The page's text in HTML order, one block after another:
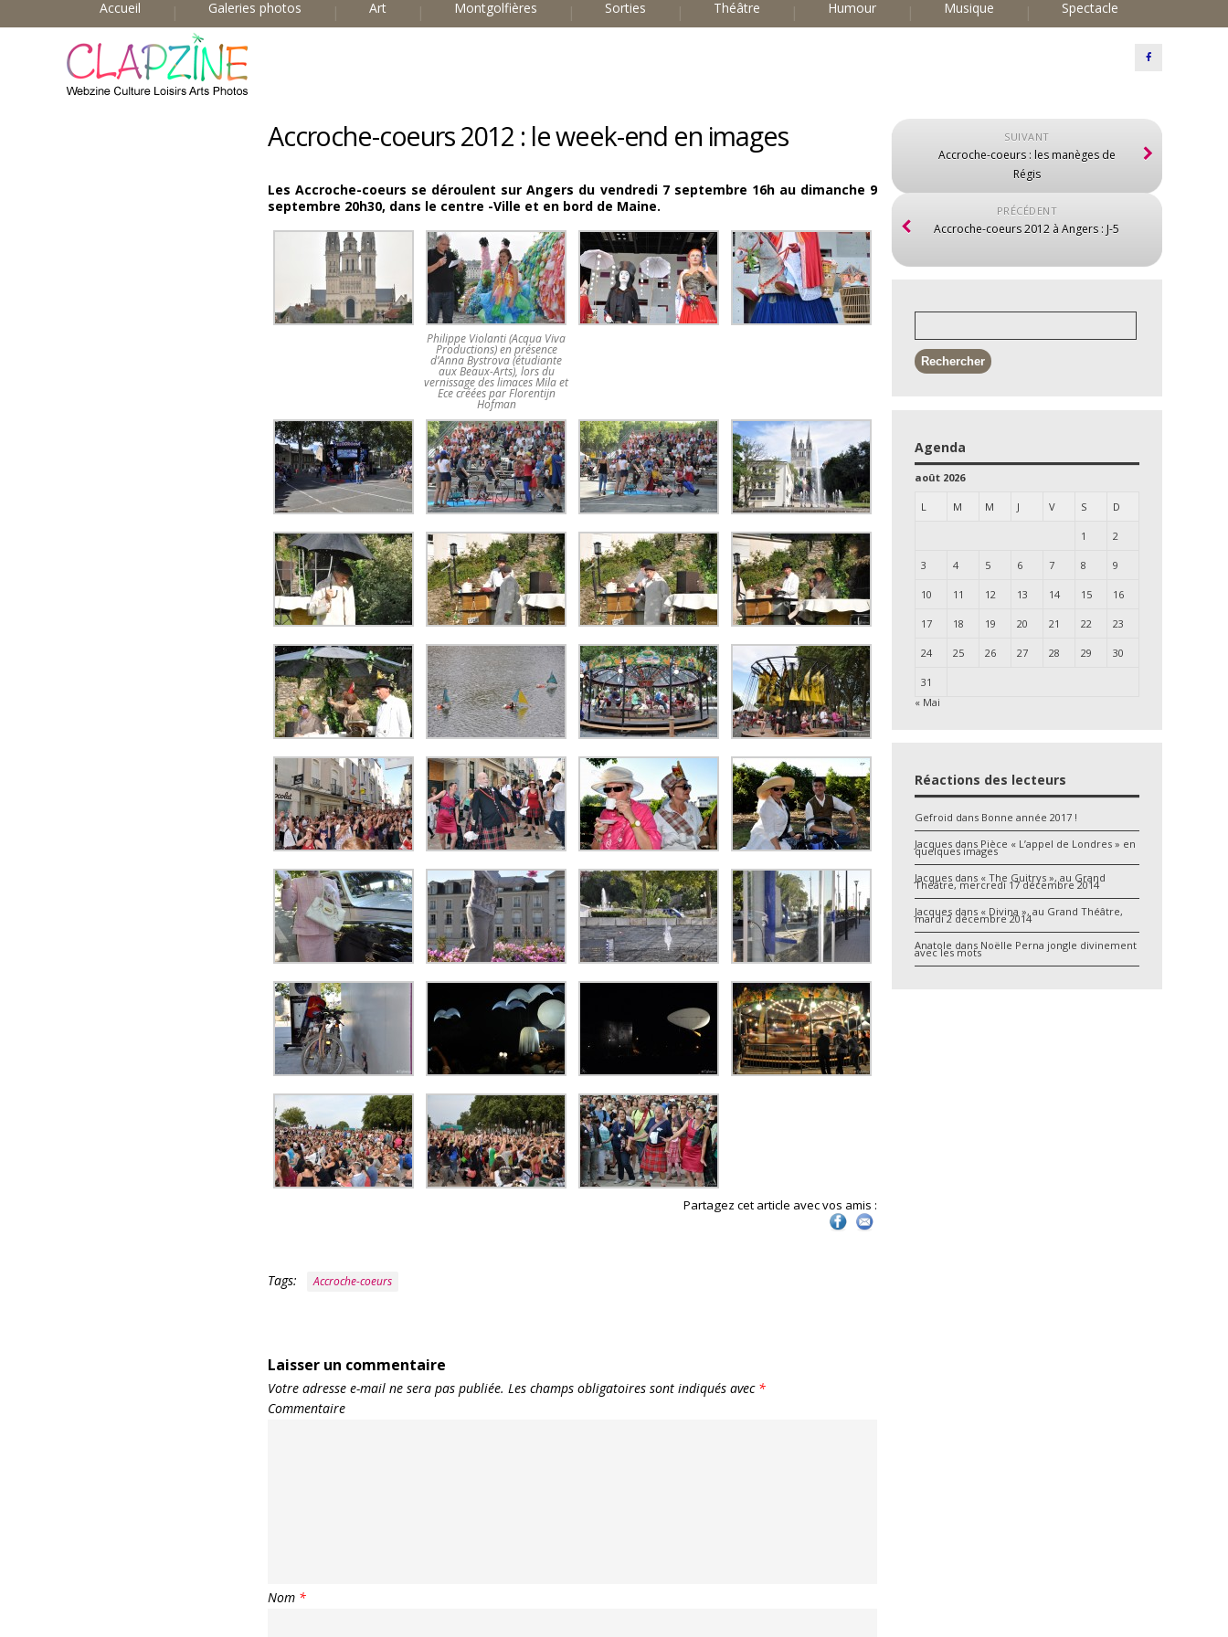
Accueil Galeries photos Art Montgolfières Sorties Théâtre Humour Musique Spectacle
Accroche-coeurs 2012 : le week-end en images
Les Accroche-coeurs se déroulent sur Angers du vendredi 7 septembre 16h au dimanche 9
septembre 20h30, dans le centre -Ville et en bord de Maine.
Philippe Violanti (Acqua Viva
Productions) en présence
d’Anna Bystrova (étudiante
aux Beaux-Arts), lors du
vernissage des limaces Mila et
Ece créées par Florentijn
Hofman
Partagez cet article avec vos amis :
Tags: Accroche-coeurs
Laisser un commentaire
Votre adresse e-mail ne sera pas publiée. Les champs obligatoires sont indiqués avec *
Commentaire
Nom *
SUIVANT
Accroche-coeurs : les manèges de
Régis
PRÉCÉDENT
Accroche-coeurs 2012 à Angers : J-5
Agenda
août 2026
L M M J V S D
1 2
3 4 5 6 7 8 9
10 11 12 13 14 15 16
17 18 19 20 21 22 23
24 25 26 27 28 29 30
31
« Mai
Réactions des lecteurs
Gefroid dans Bonne année 2017 !
Jacquesdans Pièce « L’appel de Londres » en
quelques images
Jacquesdans « The Guitrys », au Grand
Théâtre, mercredi 17 décembre 2014
Jacquesdans « Divina », au Grand Théâtre,
mardi 2 décembre 2014
Anatole dans Noëlle Perna jongle divinement
avec les mots